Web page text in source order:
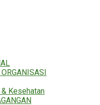
Kesehatan